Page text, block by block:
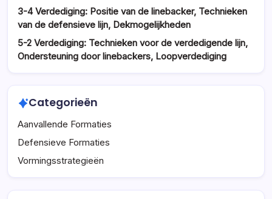
3-4 Verdediging: Positie van de linebacker, Technieken
van de defensieve lijn, Dekmogelijkheden
5-2 Verdediging: Technieken voor de verdedigende lijn,
Ondersteuning door linebackers, Loopverdediging
Categorieën
Aanvallende Formaties
Defensieve Formaties
Vormingsstrategieën